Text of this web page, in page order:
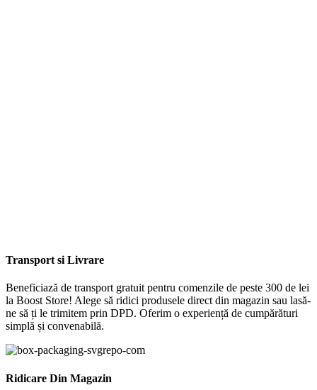
Transport si Livrare
Beneficiază de transport gratuit pentru comenzile de peste 300 de lei
la Boost Store! Alege să ridici produsele direct din magazin sau lasă-
ne să ți le trimitem prin DPD. Oferim o experiență de cumpărături
simplă și convenabilă.
Ridicare Din Magazin